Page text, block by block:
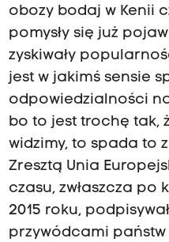
obozy bodaj w Kenii
pomysły się już
zyskiwały
jest w jakimś sensie
odpowiedzialności
bo to jest trochę tak,
widzimy, to spada to
Zresztą Unia
czasu, zwłaszcza po
2015 roku,
przywódcami państw